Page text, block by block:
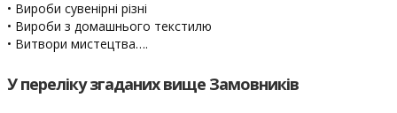
• Вироби сувенірні різні
• Вироби з домашнього текстилю
• Витвори мистецтва….
У переліку згаданих вище Замовників